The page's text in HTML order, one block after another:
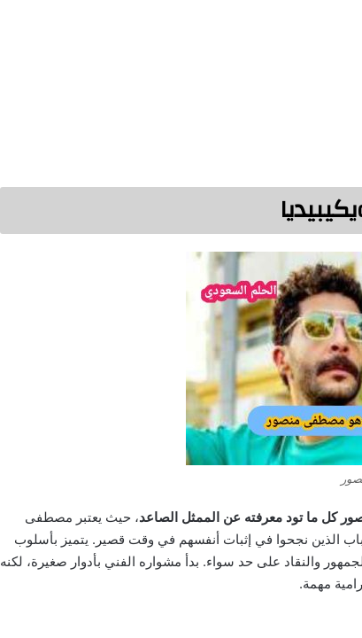
كل ما تود معرفته عن الممثل الصاعد، حيث يعتبر مصطفى
الذين نجحوا في إثبات أنفسهم في وقت قصير. يتميز بأسلوب
والنقاد على حد سواء. بدأ مشواره الفني بأدوار صغيرة، لكنه
مهمة.